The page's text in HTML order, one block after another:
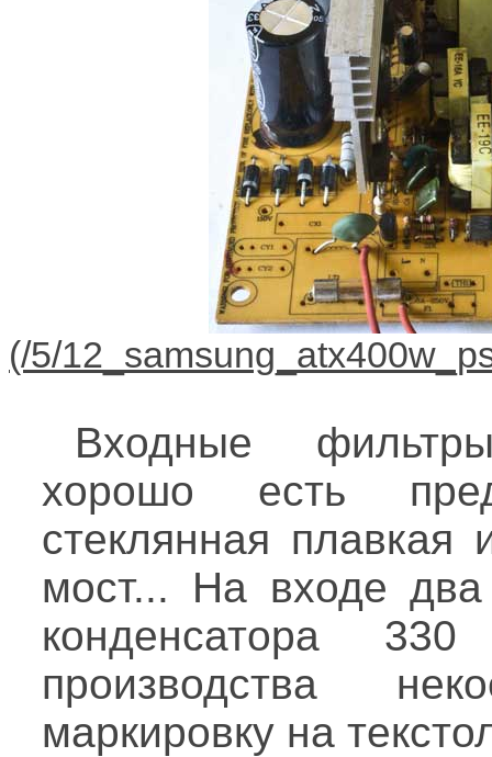
Входные
хорошо есть
стеклянная плавкая
мост... На входе два
конденсатора
производства
маркировку на